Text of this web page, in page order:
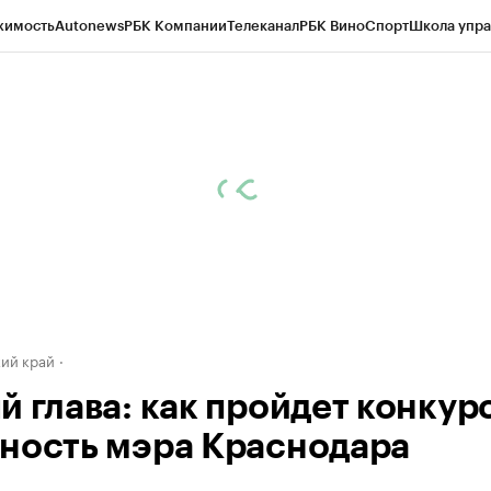
AutonewsРБК КомпанииТелеканалРБК ВиноСпортШкола
край
глава: как пройдет
мэра Краснодара